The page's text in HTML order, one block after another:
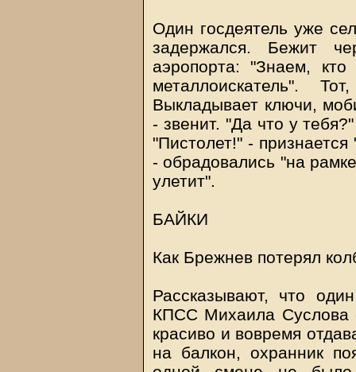
Один госдеятель уже
задержался. Бежит
аэропорта: "Знаем,
металлоискатель".
Выкладывает ключи,
- звенит. "Да что у
"Пистолет!" -
- обрадовались "на
улетит".
БАЙКИ
Как Брежнев потерял
Рассказывают, что
КПСС Михаила Суслова
красиво и вовремя
на балкон, охранник